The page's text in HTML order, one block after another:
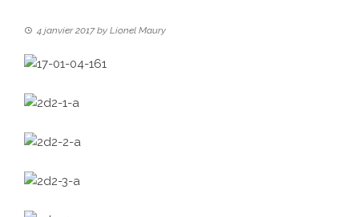
4 janvier 2017by Lionel Maury